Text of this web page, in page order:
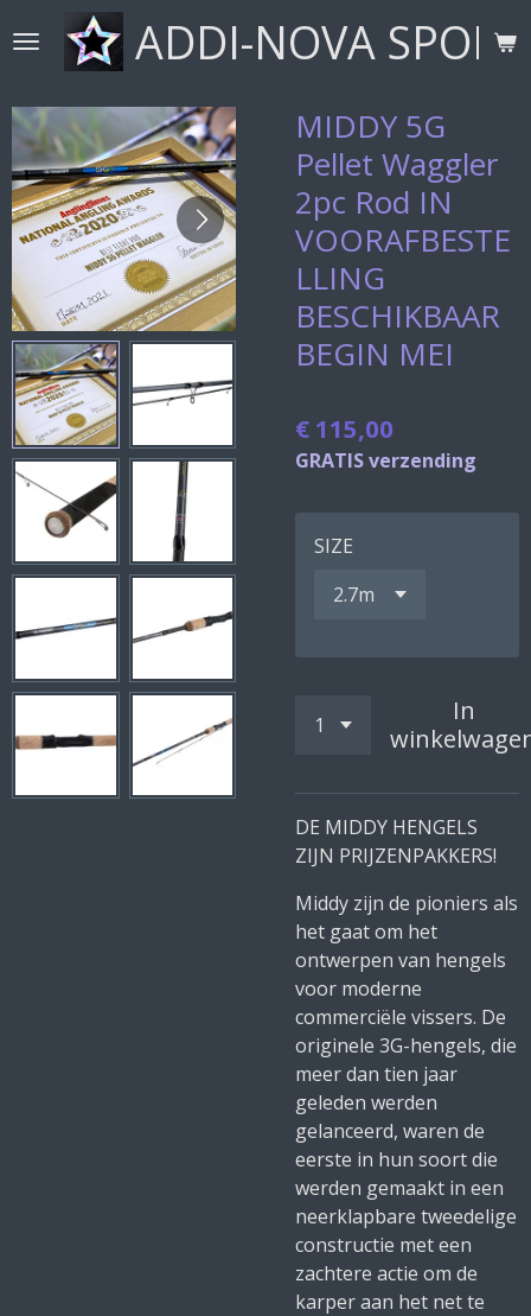
direct
de
hoofdinhoud
ADDI-NOVA
MIDDY 5G
Pellet Waggler
2pc Rod IN
VOORAFBESTE
LLING
BESCHIKBAAR
BEGIN MEI
€ 115,00
GRATIS verzending
SIZE
In
DE MIDDY HENGELS
ZIJN PRIJZENPAKKERS!
Middy zijn de pioniers als
het gaat om het
ontwerpen van hengels
voor moderne
commerciële vissers. De
originele 3G-hengels, die
meer dan tien jaar
geleden werden
gelanceerd, waren de
eerste in hun soort die
werden gemaakt in een
neerklapbare tweedelige
constructie met een
zachtere actie om de
karper aan het net te